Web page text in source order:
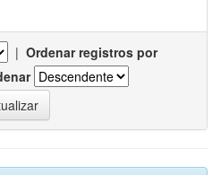
| Ordenar registros por